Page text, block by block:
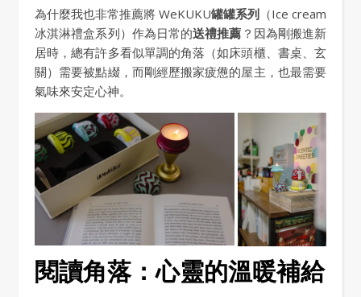
為什麼我也非常推薦將 WeKUKU罐罐系列 （Ice cream
冰淇淋禮盒系列）作為日常的送禮推薦 ？因為剛搬進新
居時，總有許多看似單調的角落（如床頭櫃、書桌、玄
關）需要被點綴，而剛經歷搬家疲憊的屋主，也最需要
氣味來安定心神。
閱讀角落：心靈的溫暖補給